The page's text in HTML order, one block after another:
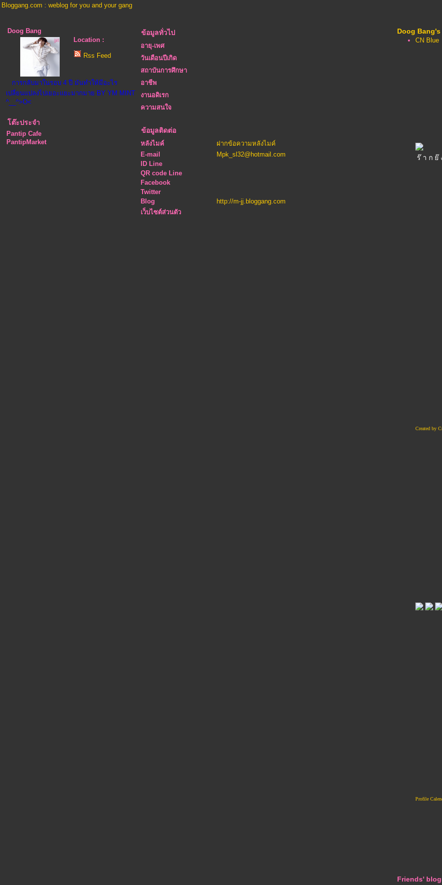
Bloggang.com : weblog for you and your gang
Doog Bang
Location :
Rss Feed
การกลับมาในรอบ 4 ปี มันทำให้มีอะไร
เปลี่ยนแปลงไปเยอะแยะมากมาย BY YM MINT
^__^>O<
โต๊ะประจำ
Pantip Cafe
PantipMarket
ข้อมูลทั่วไป
อายุ-เพศ
วันเดือนปีเกิด
สถาบันการศึกษา
อาชีพ
งานอดิเรก
ความสนใจ
ข้อมูลติดต่อ
หลังไมค์
ฝากข้อความหลังไมค์
E-mail
Mpk_sl32@hotmail.com
ID Line
QR code Line
Facebook
Twitter
Blog
http://m-jj.bloggang.com
เว็บไซต์ส่วนตัว
Doog
CN Blue
ร๊ า ก ย๊
Created by
Profile
Friends'